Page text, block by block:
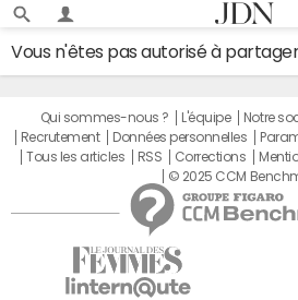
Vous n'êtes pas autorisé à
Qui sommes-nous ? L'équipe Notre
Recrutement
Données personnelles
Tous les articles
RSS Corrections
© 2025 CCM